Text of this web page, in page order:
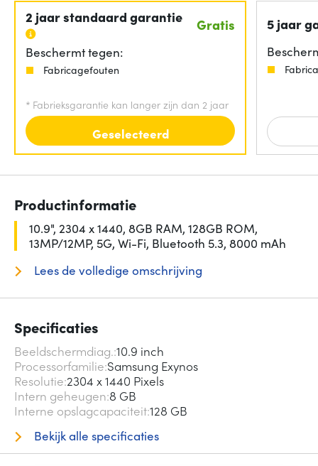
2 jaar standaard garantie Gratis
Beschermt tegen:
Fabricagefouten
* Fabrieksgarantie kan langer zijn dan 2 jaar
Geselecteerd
5 jaar
Productinformatie
10.9", 2304 x 1440, 8GB RAM, 128GB ROM,
13MP/12MP, 5G, Wi-Fi, Bluetooth 5.3, 8000 mAh
Lees de volledige omschrijving
Specificaties
Beeldschermdiag. 10.9 inch
Processorfamilie Samsung Exynos
Resolutie 2304 x 1440 Pixels
Intern geheugen 8 GB
Interne opslagcapaciteit128 GB
Bekijk alle specificaties